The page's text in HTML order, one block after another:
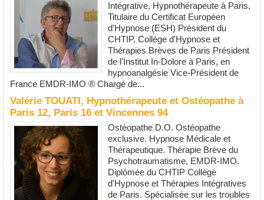
Intégrative, Hypnothérapeute à Paris,
Titulaire du Certificat Européen
d'Hypnose (ESH) Président du
CHTIP, Collège d'Hypnose et
Thérapies Brèves de Paris Président
de l'Institut In-Dolore à Paris, en
hypnoanalgésie Vice-Président de
France EMDR-IMO ® Chargé de...
Valérie TOUATI, Hypnothérapeute et Ostéopathe à
Paris 12, Paris 16 et Vincennes 94
Ostéopathe D.O. Ostéopathe
exclusive. Hypnose Médicale et
Thérapeutique. Thérapie Brève du
Psychotraumatisme, EMDR-IMO.
Diplômée du CHTIP Collège
d'Hypnose et Thérapies Intégratives
de Paris. Spécialisée sur les troubles